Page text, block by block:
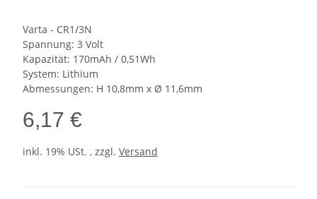
Varta - CR1/3N
Spannung: 3 Volt
Kapazität: 170mAh / 0,51Wh
System: Lithium
Abmessungen: H 10,8mm x Ø 11,6mm
6,17 €
inkl. 19% USt. , zzgl. Versand